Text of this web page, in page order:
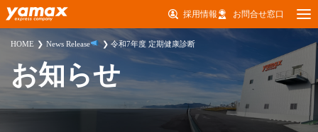
採用情報 お問合せ窓口
HOME News Release 令和7年度 定期健康診断
お知らせ